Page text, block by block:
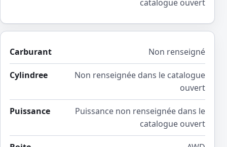
catalogue ouvert
Carburant Non renseigné
Cylindree
Non renseignée dans le catalogue
ouvert
Puissance
Puissance non renseignée dans le
catalogue ouvert